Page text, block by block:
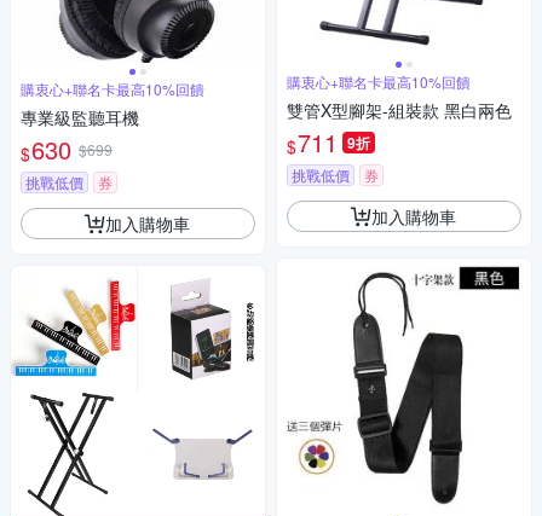
購衷心+聯名卡最高10%回饋
專業級監聽耳機
$630 $699
挑戰低價
券
加入購物車
購衷心+聯名卡最高10%回饋
雙管X型腳架-組裝款 黑白兩色
$711 9折
挑戰低價 券
加入購物車